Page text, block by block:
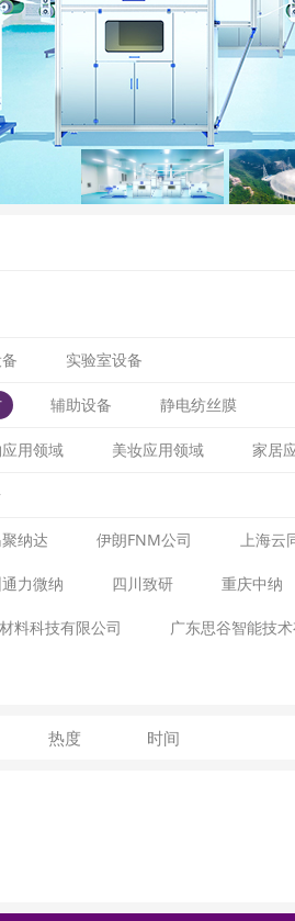
实验室设备
辅助设备 静电纺丝膜
用领域 美妆应用领域 家居
纳达 伊朗FNM公司 上海云
力微纳 四川致研 重庆中纳
料科技有限公司 广东思谷智能技
热度 时间